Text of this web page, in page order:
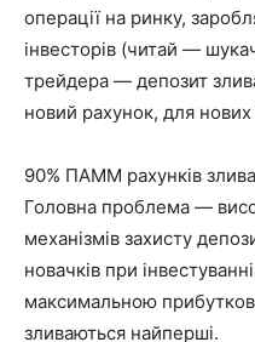
операції на ринку,
інвесторів (читай —
трейдера — депозит
новий рахунок, для нових
90% ПАММ рахунків
Головна проблема —
механізмів захисту
новачків при
максимальною
зливаються найперші.